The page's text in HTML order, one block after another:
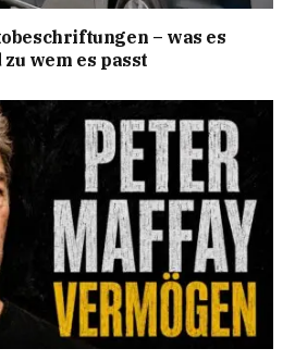
– was es
wem es passt